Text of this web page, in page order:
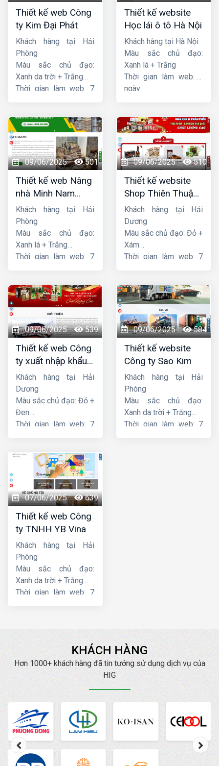
Thiết kế web Công
ty Kim Đại Phát
Khách hàng tại Hải
Phòng
Màu sắc chủ đạo:
Xanh da trời + Trắng
Thời gian làm web: 7
Thiết kế website
Học lái ô tô Hà Nội
Khách hàng tại Hà Nội
Màu sắc chủ đạo:
Xanh lá + Trắng
Thời gian làm web: 7
ngày
09/06/2025 501
Thiết kế web Nâng
nhà Minh Nam
Hoàng
Khách hàng tại Hải
Phòng
Màu sắc chủ đạo:
Xanh lá + Trắng
Thời gian làm web: 7
09/06/2025 510
Thiết kế website
Shop Thiên Thuận
Phát
Khách hàng tại Hải
Dương
Màu sắc chủ đạo: Đỏ +
Xám
Thời gian làm web: 7
09/06/2025 539
Thiết kế web Công
ty xuất nhập khẩu
Thiên Thuận Phát
Khách hàng tại Hải
Dương
Màu sắc chủ đạo: Đỏ +
Đen
Thời gian làm web: 7
09/06/2025 584
Thiết kế website
Công ty Sao Kim
Khách hàng tại Hải
Phòng
Màu sắc chủ đạo:
Xanh da trời + Trắng
Thời gian làm web: 7
07/06/2025 639
Thiết kế web Công
ty TNHH YB Vina
Khách hàng tại Hải
Phòng
Màu sắc chủ đạo:
Xanh da trời + Trắng
Thời gian làm web: 7
KHÁCH HÀNG
Hơn 1000+ khách hàng đã tin tưởng sử dụng dịch vụ của
HIG